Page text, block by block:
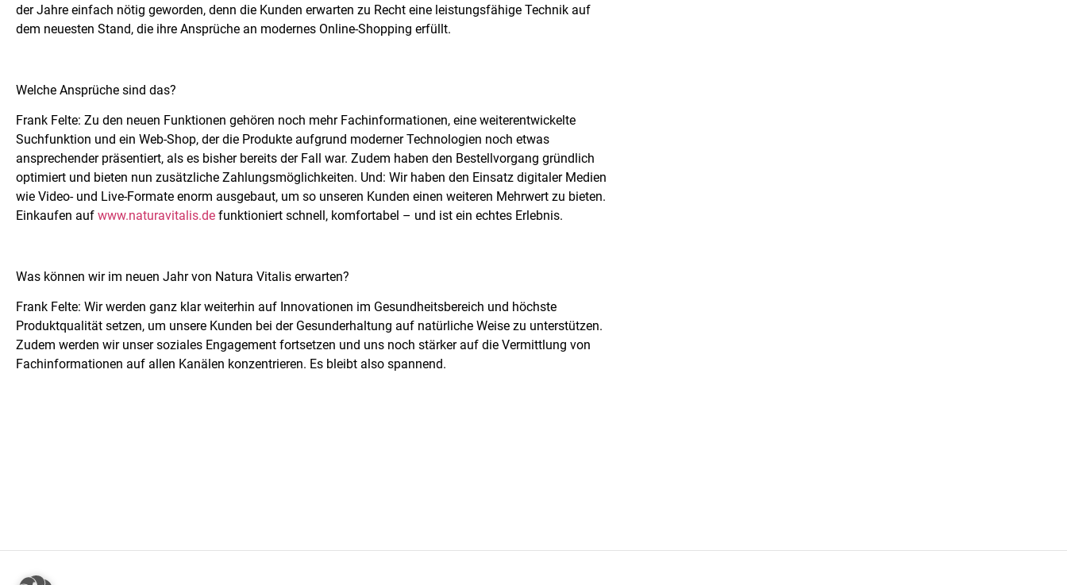
der Jahre einfach nötig geworden, denn die Kunden erwarten zu Recht eine leistungsfähige Technik auf
dem neuesten Stand, die ihre Ansprüche an modernes Online-Shopping erfüllt.
Welche Ansprüche sind das?
Frank Felte: Zu den neuen Funktionen gehören noch mehr Fachinformationen, eine weiterentwickelte
Suchfunktion und ein Web-Shop, der die Produkte aufgrund moderner Technologien noch etwas
ansprechender präsentiert, als es bisher bereits der Fall war. Zudem haben den Bestellvorgang gründlich
optimiert und bieten nun zusätzliche Zahlungsmöglichkeiten. Und: Wir haben den Einsatz digitaler Medien
wie Video- und Live-Formate enorm ausgebaut, um so unseren Kunden einen weiteren Mehrwert zu bieten.
Einkaufen auf www.naturavitalis.de funktioniert schnell, komfortabel – und ist ein echtes Erlebnis.
Was können wir im neuen Jahr von Natura Vitalis erwarten?
Frank Felte: Wir werden ganz klar weiterhin auf Innovationen im Gesundheitsbereich und höchste
Produktqualität setzen, um unsere Kunden bei der Gesunderhaltung auf natürliche Weise zu unterstützen.
Zudem werden wir unser soziales Engagement fortsetzen und uns noch stärker auf die Vermittlung von
Fachinformationen auf allen Kanälen konzentrieren. Es bleibt also spannend.